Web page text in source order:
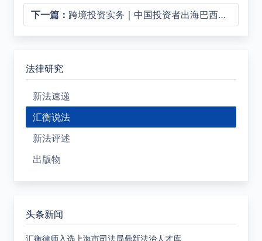
下一篇： 跨境投资实务｜中国投资者出海巴西机遇——电池储能系统成为能源挑战的关键解决方案
法律研究
新法速递
汇衡说法
新法评述
出版物
头条新闻
汇衡律师入选上海市司法局鼎新法治人才库